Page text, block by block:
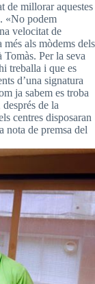
de millorar aquestes
«No podem
velocitat de
als mòdems dels
Per la seva
treballa i que es
d’una signatura
ja sabem es troba
de la
centres disposaran
nota de premsa del